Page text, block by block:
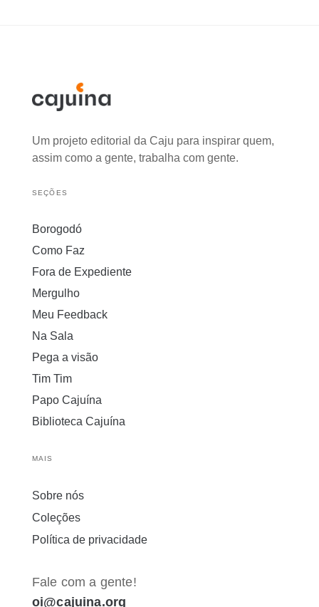
Um projeto editorial da Caju para inspirar quem,
assim como a gente, trabalha com gente.
SEÇÕES
Borogodó
Como Faz
Fora de Expediente
Mergulho
Meu Feedback
Na Sala
Pega a visão
Tim Tim
Papo Cajuína
Biblioteca Cajuína
MAIS
Sobre nós
Coleções
Política de privacidade
Fale com a gente!
oi@cajuina.org